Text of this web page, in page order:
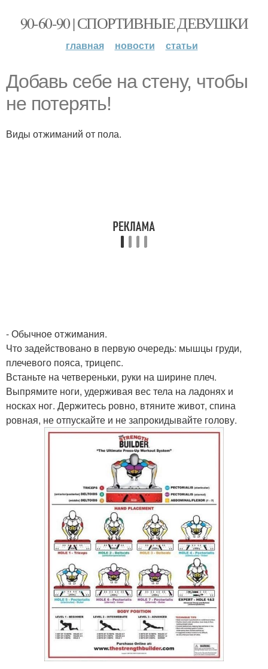
90-60-90 | СПОРТИВНЫЕ ДЕВУШКИ
главная новости статьи
Добавь себе на стену, чтобы
не потерять!
Виды отжиманий от пола.
- Обычное отжимания.
Что задействовано в первую очередь: мышцы груди,
плечевого пояса, трицепс.
Встаньте на четвереньки, руки на ширине плеч.
Выпрямите ноги, удерживая вес тела на ладонях и
носках ног. Держитесь ровно, втяните живот, спина
ровная, не отпускайте и не запрокидывайте голову.